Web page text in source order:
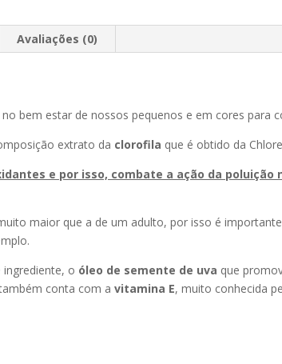
Avaliações (0)
bem estar de nossos pequenos e em cores para
extrato da clorofila que é obtido da
e por isso, combate a ação da poluição
maior que a de um adulto, por isso é
o óleo de semente de uva que
conta com a vitamina E, muito conhecida